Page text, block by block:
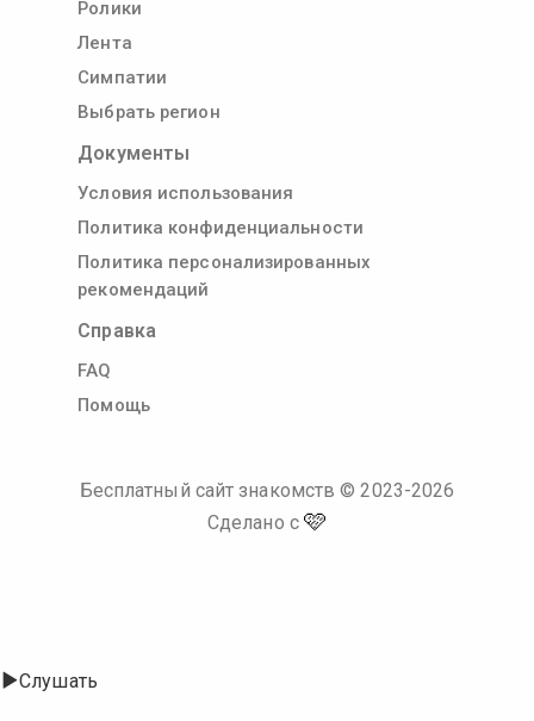
Ролики
Лента
Симпатии
Выбрать регион
Документы
Условия использования
Политика конфиденциальности
Политика персонализированных
рекомендаций
Справка
FAQ
Помощь
Бесплатный сайт знакомств © 2023-2026
Сделано с 🩷
Слушать